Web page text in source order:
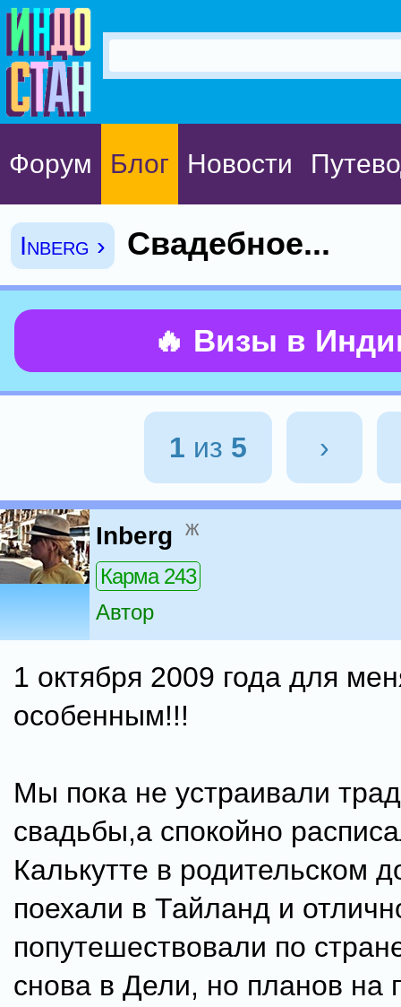
Форум Блог Новости
Inberg › Свадебное...
🔥 Визы в
1 из 5 ›
Inberg ж
Карма 243
Автор
1 октября 2009 года для
особенным!!!
Мы пока не устраивали
свадьбы,а спокойно
Калькутте в родительском
поехали в Тайланд и
попутешествовали по
снова в Дели, но планов на